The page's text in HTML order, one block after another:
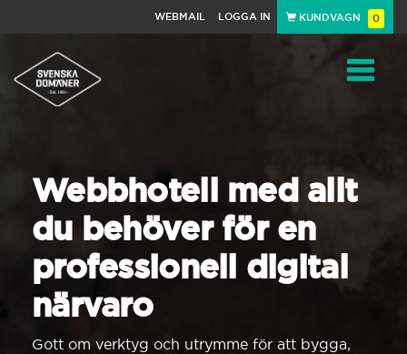
WEBMAIL LOGGA IN KUNDVAGN 0
Webbhotell med allt
du behöver för en
professionell digital
närvaro
Gott om verktyg och utrymme för att bygga,